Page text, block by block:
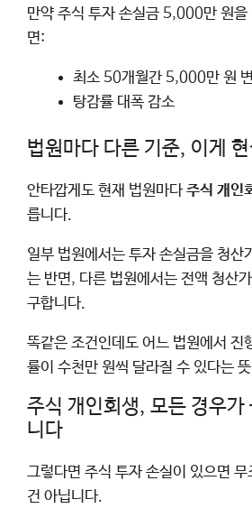
만약 주식 투자 손실금 5,000만 원을
면:
최소 50개월간 5,000만 원
탕감률 대폭 감소
법원마다 다른 기준, 이게
안타깝게도 현재 법원마다주식 개인
릅니다.
일부 법원에서는 투자 손실금을 청산
는 반면, 다른 법원에서는 전액 청산
구합니다.
똑같은 조건인데도 어느 법원에서 진
률이 수천만 원씩 달라질 수 있다는
주식 개인회생, 모든 경우가
니다
그렇다면 주식 투자 손실이 있으면
건 아닙니다.